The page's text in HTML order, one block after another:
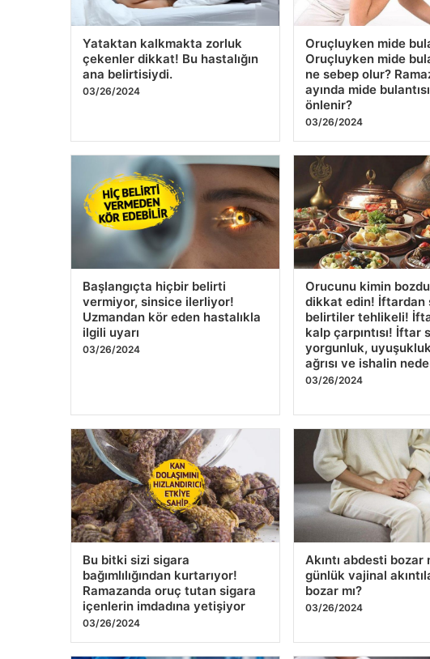
Yataktan kalkmakta zorluk
ana belirtisiydi.
03/26/2024
Oruçluyken mide
ne sebep olur?
ayında mide
önlenir?
03/26/2024
Başlangıçta hiçbir belirti
Uzmandan kör eden hastalıkla
ilgili uyarı
03/26/2024
Orucunu kimin
belirtiler tehlikeli!
kalp çarpıntısı! İftar
yorgunluk,
ağrısı ve ishalin
03/26/2024
Bu bitki sizi sigara
Ramazanda oruç tutan sigara
içenlerin imdadına yetişiyor
03/26/2024
Akıntı abdesti bozar
bozar mı?
03/26/2024